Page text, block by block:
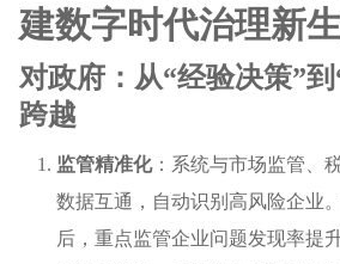
建数字时代治理新
对政府：从“经验决策”
跨越
监管精准化：系统与市场监管、
数据互通，自动识别高风险企业
后，重点监管企业问题发现率提升